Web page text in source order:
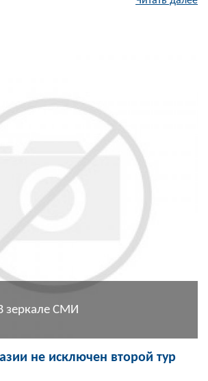
зеркале СМИ
не исключен второй тур